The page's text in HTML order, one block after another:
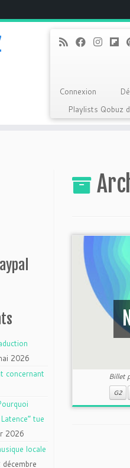
Connexion
Playlists Qobuz
2026
concernant
tue
2026
locale
décembre
Billet
G2